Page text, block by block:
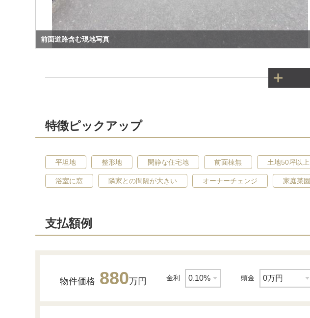
前面道路含む現地写真
特徴ピックアップ
平坦地 整形地 閑静な住宅地 前面棟無 土地50坪以上
浴室に窓 隣家との間隔が大きい オーナーチェンジ 家庭菜園
支払額例
物件価格 880万円 金利 頭金